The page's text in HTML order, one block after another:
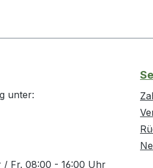
unter:
/ Fr. 08:00 - 16:00 Uhr